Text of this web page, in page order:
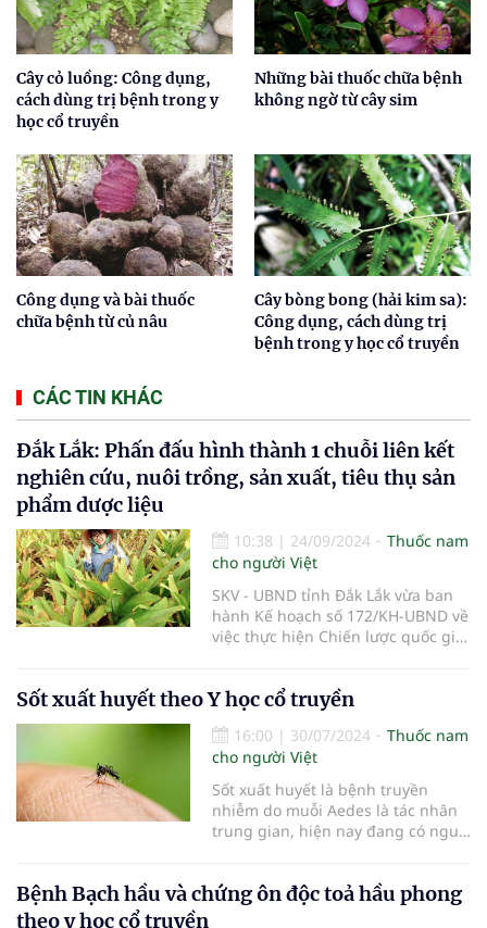
Cây cỏ luồng: Công dụng,
cách dùng trị bệnh trong y
học cổ truyền
Những bài thuốc chữa bệnh
không ngờ từ cây sim
Công dụng và bài thuốc
chữa bệnh từ củ nâu
Cây bòng bong (hải kim sa):
Công dụng, cách dùng trị
bệnh trong y học cổ truyền
CÁC TIN KHÁC
Đắk Lắk: Phấn đấu hình thành 1 chuỗi liên kết
nghiên cứu, nuôi trồng, sản xuất, tiêu thụ sản
phẩm dược liệu
10:38 | 24/09/2024
Thuốc nam
cho người Việt
SKV - UBND tỉnh Đắk Lắk vừa ban
hành Kế hoạch số 172/KH-UBND về
việc thực hiện Chiến lược quốc gia
năm 2045 tỉnh Đắk Lắk.
Sốt xuất huyết theo Y học cổ truyền
16:00 | 30/07/2024
Thuốc nam
cho người Việt
Sốt xuất huyết là bệnh truyền
nhiễm do muỗi Aedes là tác nhân
trung gian, hiện nay đang có nguy
đặc trưng của mùa Hạ. Đa phần
Bệnh Bạch hầu và chứng ôn độc toả hầu phong
theo y học cổ truyền